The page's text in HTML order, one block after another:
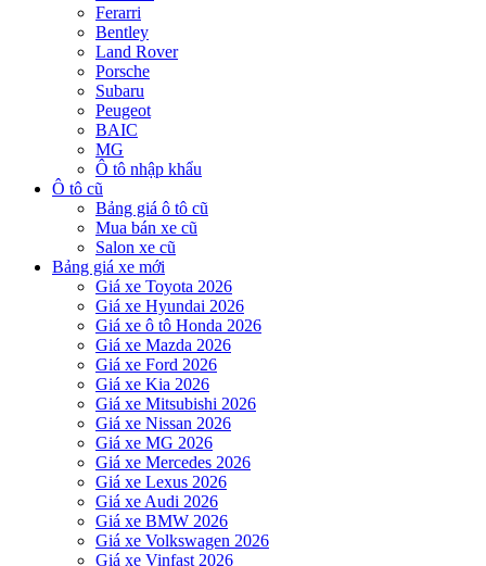
Ferarri
Bentley
Land Rover
Porsche
Subaru
Peugeot
BAIC
MG
Ô tô nhập khẩu
Ô tô cũ
Bảng giá ô tô cũ
Mua bán xe cũ
Salon xe cũ
Bảng giá xe mới
Giá xe Toyota 2026
Giá xe Hyundai 2026
Giá xe ô tô Honda 2026
Giá xe Mazda 2026
Giá xe Ford 2026
Giá xe Kia 2026
Giá xe Mitsubishi 2026
Giá xe Nissan 2026
Giá xe MG 2026
Giá xe Mercedes 2026
Giá xe Lexus 2026
Giá xe Audi 2026
Giá xe BMW 2026
Giá xe Volkswagen 2026
Giá xe Vinfast 2026